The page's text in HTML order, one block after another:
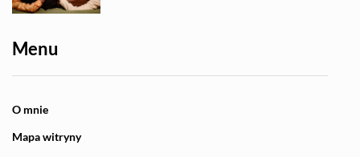
Menu
O mnie
Mapa witryny